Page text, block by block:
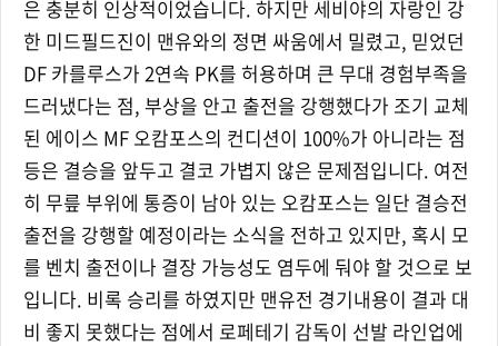
은 충분히 인상적이었습니다. 하지만 세비야의 자랑인 강
한 미드필드진이 맨유와의 정면 싸움에서 밀렸고, 믿었던
DF 카를루스가 2연속 PK를 허용하며 큰 무대 경험부족을
드러냈다는 점, 부상을 안고 출전을 강행했다가 조기 교체
된 에이스 MF 오캄포스의 컨디션이 100%가 아니라는 점
등은 결승을 앞두고 결코 가볍지 않은 문제점입니다. 여전
히 무릎 부위에 통증이 남아 있는 오캄포스는 일단 결승전
출전을 강행할 예정이라는 소식을 전하고 있지만, 혹시 모
를 벤치 출전이나 결장 가능성도 염두에 둬야 할 것으로 보
입니다. 비록 승리를 하였지만 맨유전 경기내용이 결과 대
비 좋지 못했다는 점에서 로페테기 감독이 선발 라인업에